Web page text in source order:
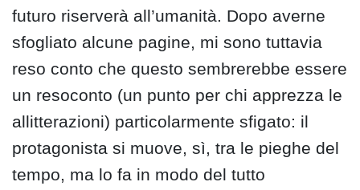
futuro riserverà all’umanità. Dopo averne
sfogliato alcune pagine, mi sono tuttavia
reso conto che questo sembrerebbe essere
un resoconto (un punto per chi apprezza le
allitterazioni) particolarmente sfigato: il
protagonista si muove, sì, tra le pieghe del
tempo, ma lo fa in modo del tutto